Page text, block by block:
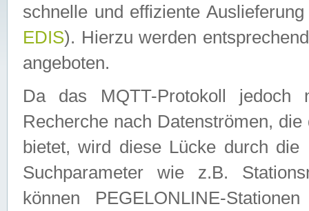
schnelle und effiziente
EDIS). Hierzu werden
angeboten.
Da das MQTT-Protokoll jedoch
Recherche nach Datenströmen,
bietet, wird diese Lücke durch die
Suchparameter wie z.B.
können PEGELONLINE-